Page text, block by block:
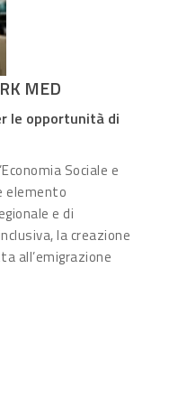
MED
le opportunità di
Sociale e
elemento
e di
la creazione
all’emigrazione